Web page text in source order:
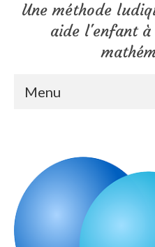
Une méthode
aide l'enfant à
Menu